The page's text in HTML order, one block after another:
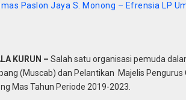
Paslon Jaya S. Monong – Efrensia LP
KURUN – Salah satu organisasi pemuda
(Muscab) dan Pelantikan Majelis Pengurus
Mas Tahun Periode 2019-2023.